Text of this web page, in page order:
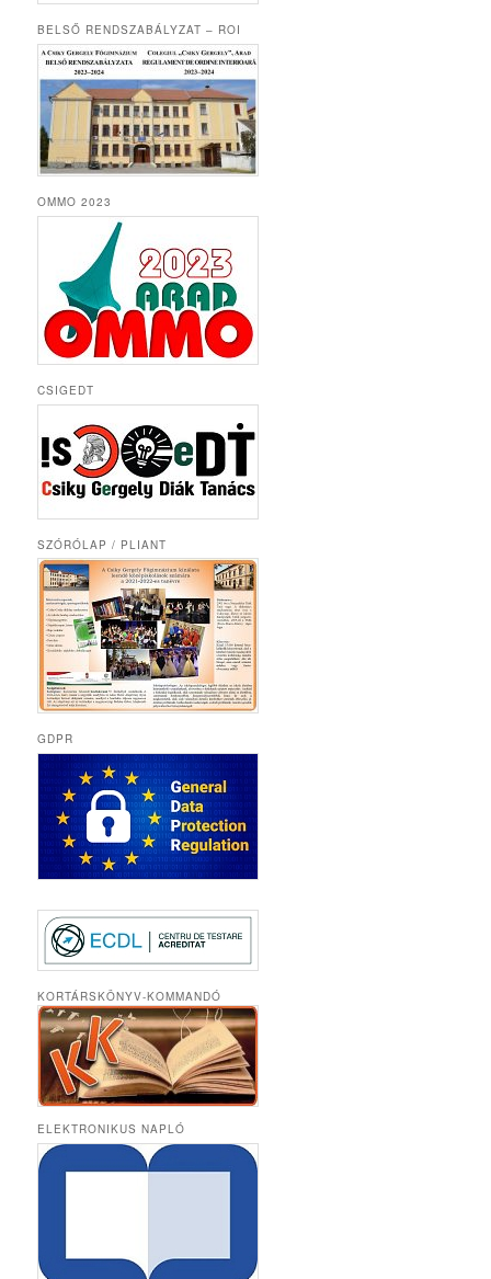
BELSŐ RENDSZABÁLYZAT – ROI
OMMO 2023
CSIGEDT
SZÓRÓLAP / PLIANT
GDPR
KORTÁRSKÖNYV-KOMMANDÓ
ELEKTRONIKUS NAPLÓ